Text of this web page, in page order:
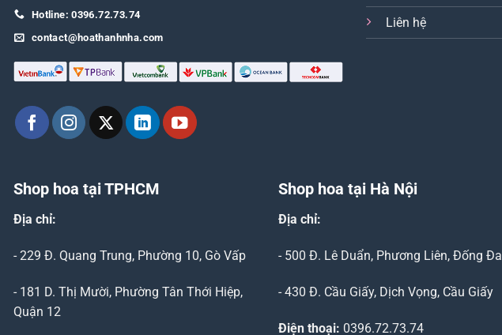
Hotline: 0396.72.73.74
contact@hoathanhnha.com
Liên hệ
Shop hoa tại TPHCM
Địa chỉ:
- 229 Đ. Quang Trung, Phường 10, Gò Vấp
- 181 D. Thị Mười, Phường Tân Thới Hiệp,
Quận 12
Shop hoa tại Hà Nội
Địa chỉ:
- 500 Đ. Lê Duẩn, Phương Liên, Đống Đa
- 430 Đ. Cầu Giấy, Dịch Vọng, Cầu Giấy
Điện thoại: 0396.72.73.74